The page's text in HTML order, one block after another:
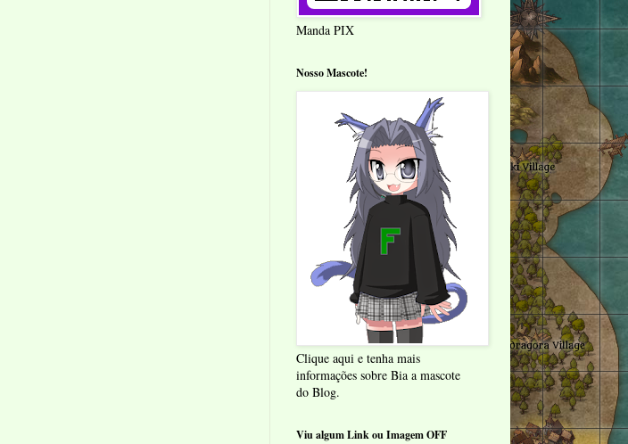
Manda PIX
Nosso Mascote!
Clique aqui e tenha mais
informações sobre Bia a mascote
do Blog.
Viu algum Link ou Imagem OFF